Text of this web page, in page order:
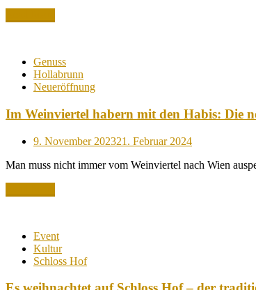
Genuss
Hollabrunn
Neueröffnung
Im Weinviertel habern mit den Habis: Die
Posted
9. November 202321. Februar 2024
Man muss nicht immer vom Weinviertel nach Wien
Event
Kultur
Schloss Hof